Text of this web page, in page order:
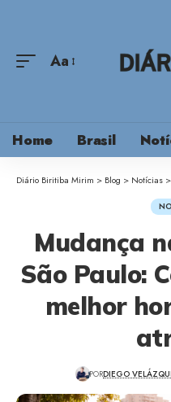
Aa
Home Brasil
Diário Biritiba Mirim > Blog > Notícias >
Mudança
São Paulo:
melhor
PORDIEGO